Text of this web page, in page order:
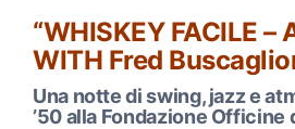
“WHISKEY FACILE –
WITH Fred
Una notte di swing, jazz e
’50 alla Fondazione Officine